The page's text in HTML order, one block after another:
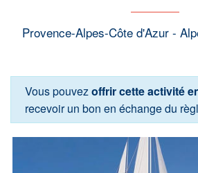
Provence-Alpes-Côte d'Azur -
Vous pouvezoffrir cette activité
recevoir un bon en échange du